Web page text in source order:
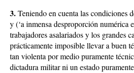
3.Teniendo en cuenta las condiciones
y (‘a inmensa desproporción numérica
trabajadores asalariados y los grandes
prácticamente imposible llevar a buen
tan violenta por medio puramente
dictadura militar ni un estado